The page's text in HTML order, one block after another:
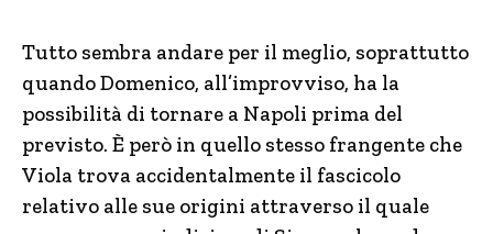
Tutto sembra andare per il meglio, soprattutto
quando Domenico, all’improvviso, ha la
possibilità di tornare a Napoli prima del
previsto. È però in quello stesso frangente che
Viola trova accidentalmente il fascicolo
relativo alle sue origini attraverso il quale